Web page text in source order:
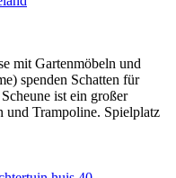
mit Gartenmöbeln und
spenden Schatten für
ist ein großer
und Trampoline. Spielplatz